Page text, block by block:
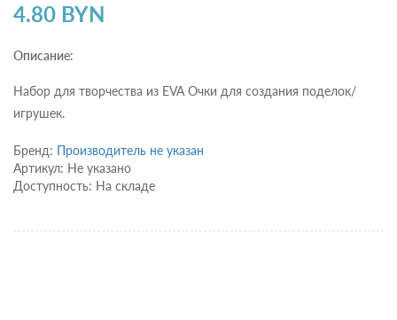
4.80 BYN
Описание:
Набор для творчества из EVA Очки для создания поделок/
игрушек.
Бренд: Производитель не указан
Артикул: Не указано
Доступность: На складе